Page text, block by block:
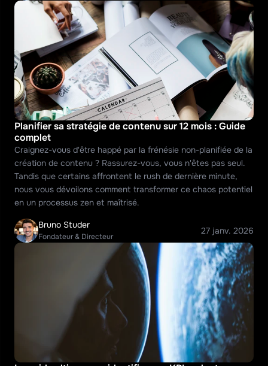
Planifier sa stratégie de contenu sur 12 mois : Guide
complet
Craignez-vous d'être happé par la frénésie non-planifiée de la
création de contenu ? Rassurez-vous, vous n'êtes pas seul.
Tandis que certains affrontent le rush de dernière minute,
nous vous dévoilons comment transformer ce chaos potentiel
en un processus zen et maîtrisé.
Bruno Studer
Fondateur & Directeur
27 janv. 2026